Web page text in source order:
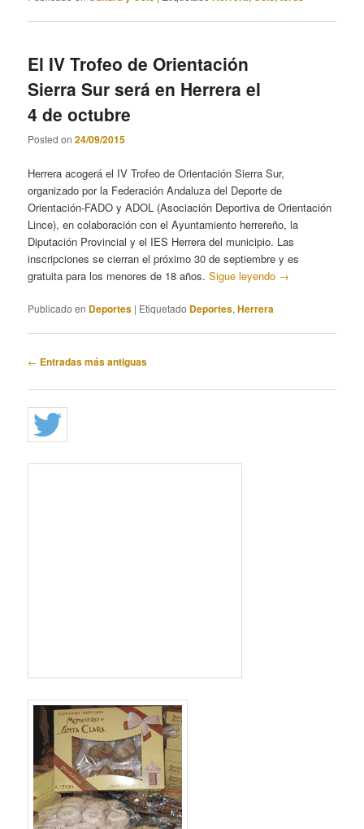
El IV Trofeo de Orientación
Sierra Sur será en Herrera el
4 de octubre
Posted on24/09/2015
Herrera acogerá el IV Trofeo de Orientación Sierra Sur,
organizado por la Federación Andaluza del Deporte de
Orientación-FADO y ADOL (Asociación Deportiva de Orientación
Lince), en colaboración con el Ayuntamiento herrereño, la
Diputación Provincial y el IES Herrera del municipio. Las
inscripciones se cierran el próximo 30 de septiembre y es
gratuita para los menores de 18 años.Sigue leyendo →
Publicado en Deportes | Etiquetado Deportes,Herrera
Navegación
entradas
← Entradas más antiguas